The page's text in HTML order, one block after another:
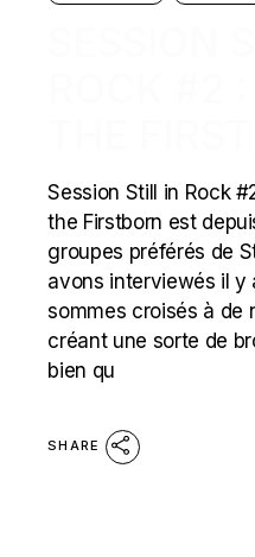
Session Still in Rock
the Firstborn est
groupes préférés de
avons interviewés il y
sommes croisés à de
créant une sorte de
bien qu
SHARE